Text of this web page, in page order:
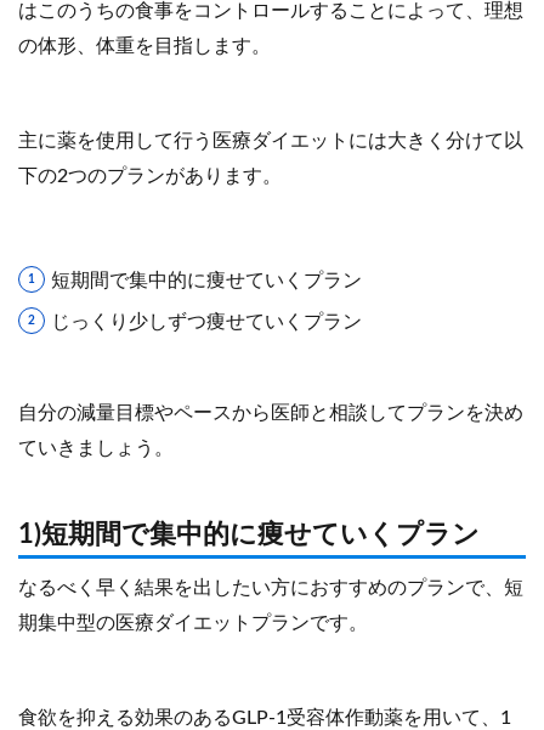
はこのうちの食事をコントロールすることによって、理想
の体形、体重を目指します。
主に薬を使用して行う医療ダイエットには大きく分けて以
下の2つのプランがあります。
短期間で集中的に痩せていくプラン
じっくり少しずつ痩せていくプラン
自分の減量目標やペースから医師と相談してプランを決め
ていきましょう。
1)短期間で集中的に痩せていくプラン
なるべく早く結果を出したい方におすすめのプランで、短
期集中型の医療ダイエットプランです。
食欲を抑える効果のあるGLP-1受容体作動薬を用いて、1